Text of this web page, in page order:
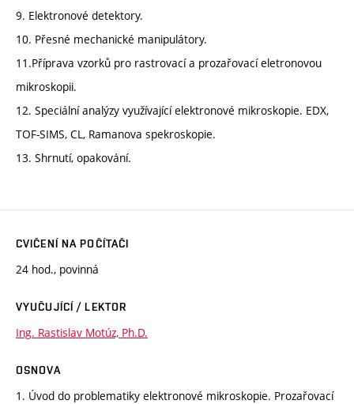
9. Elektronové detektory.
10. Přesné mechanické manipulátory.
11.Příprava vzorků pro rastrovací a prozařovací eletronovou
mikroskopii.
12. Speciální analýzy využívající elektronové mikroskopie. EDX,
TOF-SIMS, CL, Ramanova spekroskopie.
13. Shrnutí, opakování.
CVIČENÍ NA POČÍTAČI
24 hod., povinná
VYUČUJÍCÍ / LEKTOR
Ing. Rastislav Motúz, Ph.D.
OSNOVA
1. Úvod do problematiky elektronové mikroskopie. Prozařovací